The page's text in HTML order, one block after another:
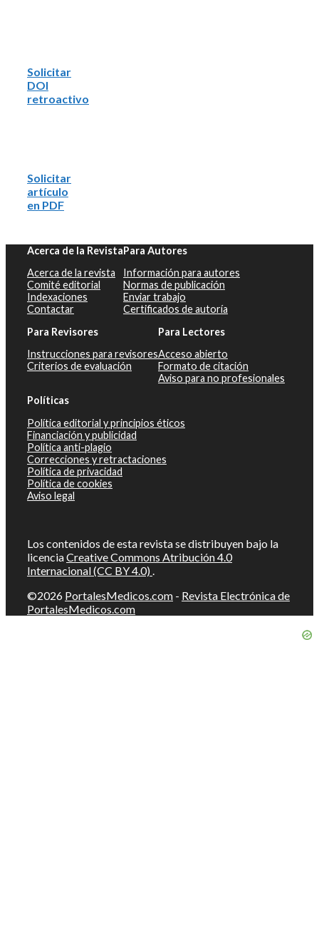
Solicitar
DOI
retroactivo
Solicitar
artículo
en PDF
Acerca de la Revista
Acerca de la revista
Comité editorial
Indexaciones
Contactar
Para Autores
Información para autores
Normas de publicación
Enviar trabajo
Certificados de autoría
Para Revisores
Instrucciones para revisores
Criterios de evaluación
Para Lectores
Acceso abierto
Formato de citación
Aviso para no profesionales
Políticas
Política editorial y principios éticos
Financiación y publicidad
Política anti-plagio
Correcciones y retractaciones
Política de privacidad
Política de cookies
Aviso legal
Los contenidos de esta revista se distribuyen bajo la
licenciaCreative Commons Atribución 4.0
Internacional (CC BY 4.0) .
©2026 PortalesMedicos.com - Revista Electrónica de
PortalesMedicos.com